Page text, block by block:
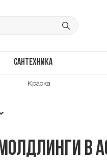
САНТЕХНИКА
Краска
в